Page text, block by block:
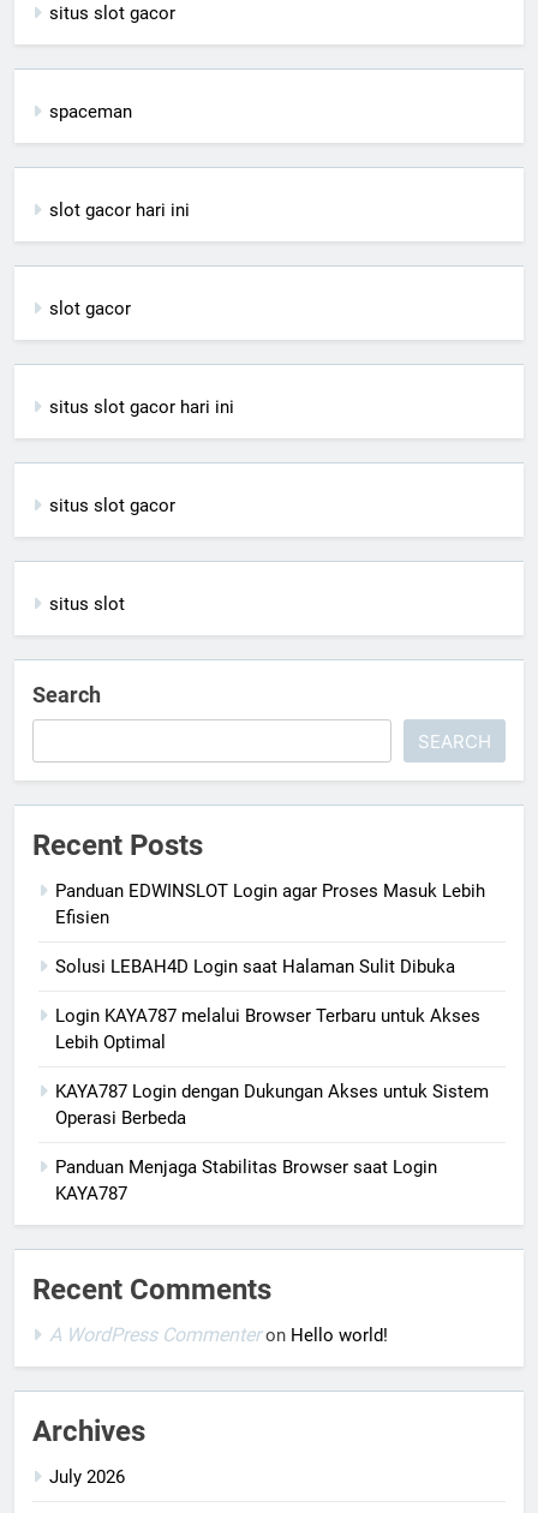
situs slot gacor
spaceman
slot gacor hari ini
slot gacor
situs slot gacor hari ini
situs slot gacor
situs slot
Search
SEARCH
Recent Posts
Panduan EDWINSLOT Login agar Proses Masuk Lebih
Efisien
Solusi LEBAH4D Login saat Halaman Sulit Dibuka
Login KAYA787 melalui Browser Terbaru untuk Akses
Lebih Optimal
KAYA787 Login dengan Dukungan Akses untuk Sistem
Operasi Berbeda
Panduan Menjaga Stabilitas Browser saat Login
KAYA787
Recent Comments
A WordPress Commenteron Hello world!
Archives
July 2026